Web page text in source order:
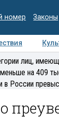
номер Законы
Интервью
лиц,
на 409
в России